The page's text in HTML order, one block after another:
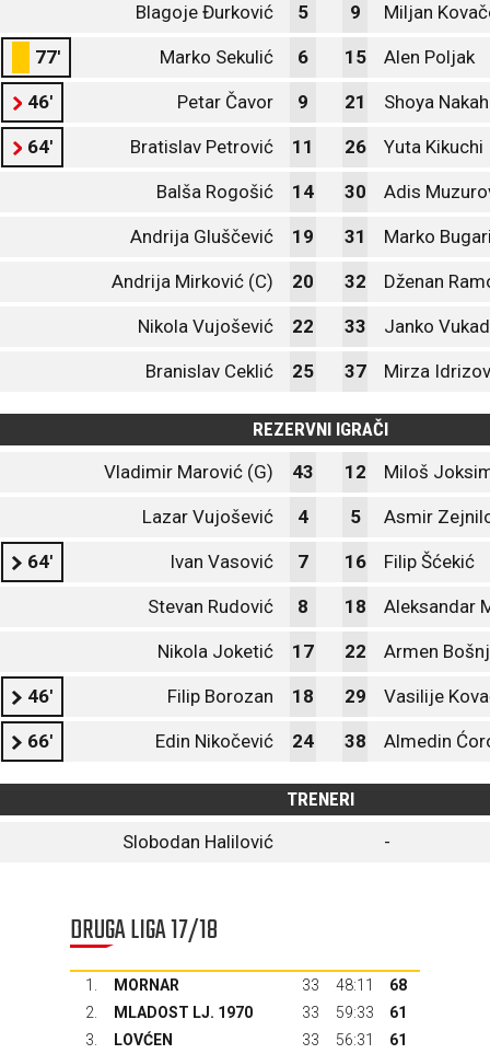
Blagoje Đurković 5 9 Miljan
77' Marko Sekulić 6 15 Alen Poljak
46' Petar Čavor 9 21 Shoya
64' Bratislav Petrović 11 26 Yuta Kikuchi
Balša Rogošić 14 30 Adis
Andrija Gluščević 19 31 Marko
Andrija Mirković (C) 20 32 Dženan
Nikola Vujošević 22 33 Janko
Branislav Ceklić 25 37 Mirza
REZERVNI IGRAČI
Vladimir Marović (G)
43 12 Miloš
Lazar Vujošević 4 5 Asmir
64' Ivan Vasović 7 16 Filip Šćekić
Stevan Rudović 8 18 Aleksandar
Nikola Joketić 17 22 Armen
46' Filip Borozan 18 29 Vasilije
66' Edin Nikočević 24 38 Almedin
TRENERI
Slobodan Halilović
-
DRUGA LIGA 17/18
1. MORNAR 33 48:11
68
2.
MLADOST LJ. 1970 33 59:33
61
3.
LOVĆEN 33 56:31
61